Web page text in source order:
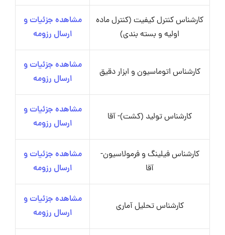
کارشناس کنترل کیفیت (کنترل ماده
اولیه و بسته بندی)
مشاهده جزئیات و
ارسال رزومه
کارشناس اتوماسیون و ابزار دقیق
مشاهده جزئیات و
ارسال رزومه
کارشناس تولید (کشت)- آقا
مشاهده جزئیات و
ارسال رزومه
کارشناس فیلینگ و فرمولاسیون-
آقا
مشاهده جزئیات و
ارسال رزومه
کارشناس تحلیل آماری
مشاهده جزئیات و
ارسال رزومه